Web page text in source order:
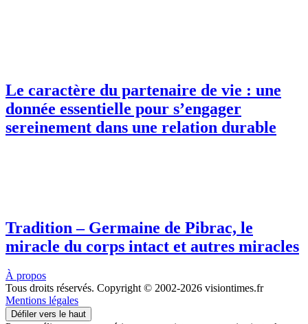
Le caractère du partenaire de vie : une
donnée essentielle pour s’engager
sereinement dans une relation durable
Tradition – Germaine de Pibrac, le
miracle du corps intact et autres miracles
À propos
Tous droits réservés. Copyright © 2002-2026 visiontimes.fr
Mentions légales
Défiler vers le haut